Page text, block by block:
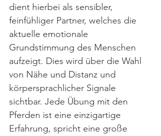
dient hierbei als sensibler,
feinfühliger Partner, welches die
aktuelle emotionale
Grundstimmung des Menschen
aufzeigt. Dies wird über die Wahl
von Nähe und Distanz und
körpersprachlicher Signale
sichtbar. Jede Übung mit den
Pferden ist eine einzigartige
Erfahrung, spricht eine große